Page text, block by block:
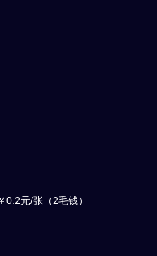
元/张（2毛钱）